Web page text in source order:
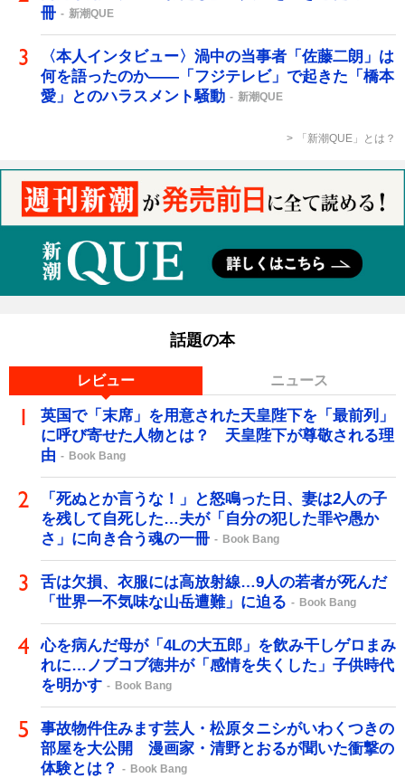
冊
新潮QUE
〈本人インタビュー〉渦中の当事者「佐藤二朗」は
何を語ったのか――「フジテレビ」で起きた「橋本
愛」とのハラスメント騒動
新潮QUE
「新潮QUE」とは？
話題の本
レビュー ニュース
英国で「末席」を用意された天皇陛下を「最前列」
に呼び寄せた人物とは？ 天皇陛下が尊敬される理
由
Book Bang
「死ぬとか言うな！」と怒鳴った日、妻は2人の子
を残して自死した…夫が「自分の犯した罪や愚か
さ」に向き合う魂の一冊
Book Bang
舌は欠損、衣服には高放射線…9人の若者が死んだ
「世界一不気味な山岳遭難」に迫る
Book Bang
心を病んだ母が「4Lの大五郎」を飲み干しゲロまみ
れに…ノブコブ徳井が「感情を失くした」子供時代
を明かす
Book Bang
事故物件住みます芸人・松原タニシがいわくつきの
部屋を大公開 漫画家・清野とおるが聞いた衝撃の
体験とは？
Book Bang